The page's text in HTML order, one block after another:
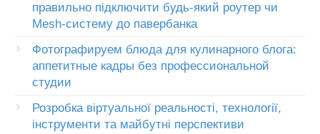
правильно підключити будь-який роутер чи
Mesh-систему до павербанка
Фотографируем блюда для кулинарного блога:
аппетитные кадры без профессиональной
студии
Розробка віртуальної реальності, технології,
інструменти та майбутні перспективи